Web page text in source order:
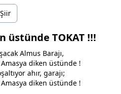
üstünde TOKAT !!!
Almus Barajı,
Amasya diken üstünde !
ahır, garajı;
Amasya diken üstünde !